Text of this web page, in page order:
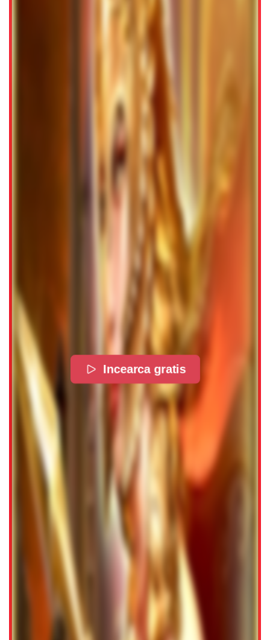
Incearca gratis